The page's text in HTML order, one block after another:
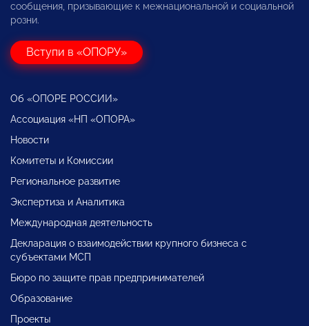
сообщения, призывающие к межнациональной и социальной
розни.
Вступи в «ОПОРУ»
Об «ОПОРЕ РОССИИ»
Ассоциация «НП «ОПОРА»
Новости
Комитеты и Комиссии
Региональное развитие
Экспертиза и Аналитика
Международная деятельность
Декларация о взаимодействии крупного бизнеса с
субъектами МСП
Бюро по защите прав предпринимателей
Образование
Проекты